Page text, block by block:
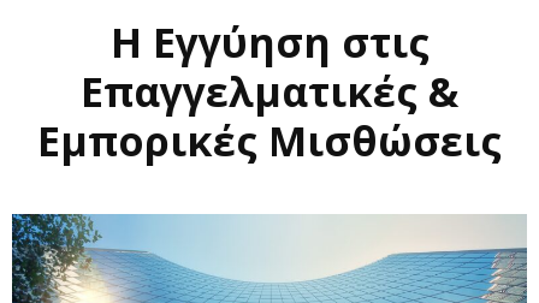
Η Εγγύηση στις
Επαγγελματικές &
Εμπορικές Μισθώσεις